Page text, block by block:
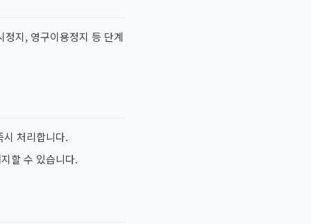
지, 영구이용정지 등 단계
처리합니다.
할 수 있습니다.